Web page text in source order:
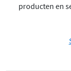
producten en